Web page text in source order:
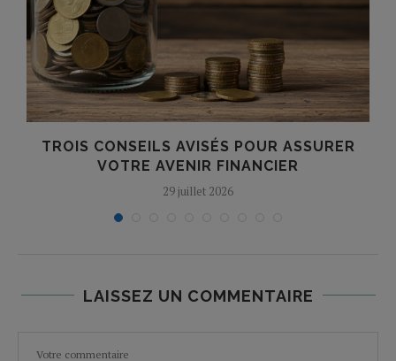
TROIS CONSEILS AVISÉS POUR ASSURER
VOTRE AVENIR FINANCIER
29 juillet 2026
LAISSEZ UN COMMENTAIRE